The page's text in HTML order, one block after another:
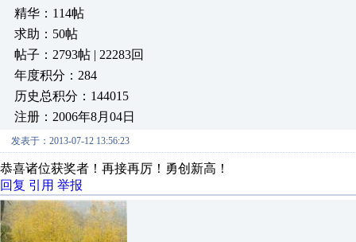
精华：114帖
求助：50帖
帖子：2793帖 | 22283回
年度积分：284
历史总积分：144015
注册：2006年8月04日
发表于：2013-07-12 13:56:23
恭喜诸位获奖者！再接再厉！勇创新高！
回复 引用 举报